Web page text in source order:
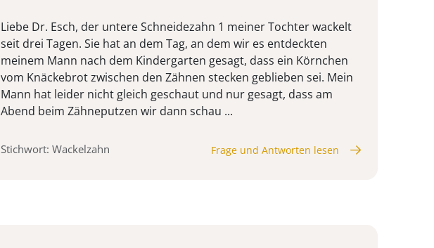
Liebe Dr. Esch, der untere Schneidezahn 1 meiner Tochter wackelt
seit drei Tagen. Sie hat an dem Tag, an dem wir es entdeckten
meinem Mann nach dem Kindergarten gesagt, dass ein Körnchen
vom Knäckebrot zwischen den Zähnen stecken geblieben sei. Mein
Mann hat leider nicht gleich geschaut und nur gesagt, dass am
Abend beim Zähneputzen wir dann schau ...
Stichwort: Wackelzahn Frage und Antworten lesen